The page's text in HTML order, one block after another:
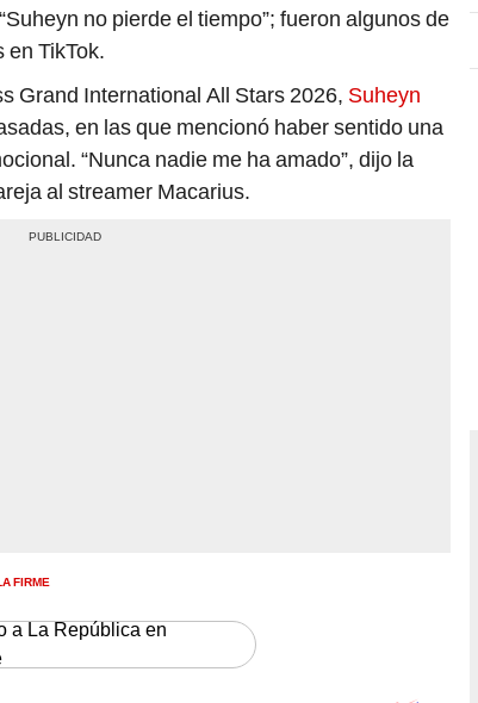
no pierde el tiempo”; fueron algunos de
en TikTok.
Grand International All Stars 2026, Suheyn
en las que mencionó haber sentido una
“Nunca nadie me ha amado”, dijo la
al streamer Macarius.
FIRME
a La República en